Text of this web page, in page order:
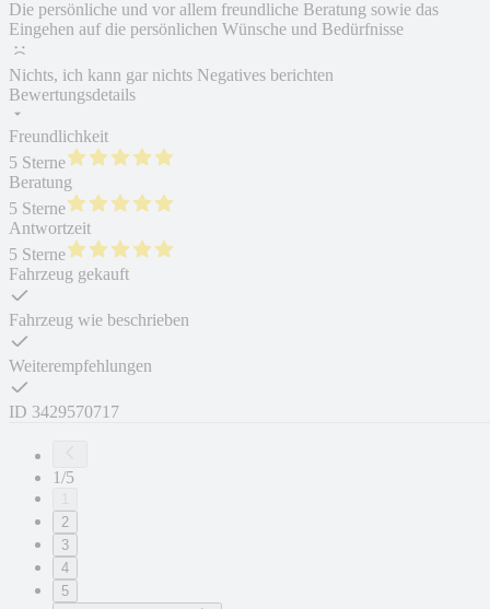
Die persönliche und vor allem freundliche Beratung sowie das
Eingehen auf die persönlichen Wünsche und Bedürfnisse
Nichts, ich kann gar nichts Negatives berichten
Bewertungsdetails
Freundlichkeit
5 Sterne
Beratung
5 Sterne
Antwortzeit
5 Sterne
Fahrzeug gekauft
Fahrzeug wie beschrieben
Weiterempfehlungen
ID 3429570717
1/5
2
3
4
5